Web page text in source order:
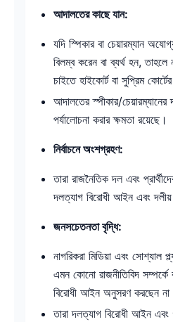
আদালতের কাছে যান:
যদি স্পিকার বা চেয়ারম্যান
বিলম্ব করেন বা ব্যর্থ হন, তাহলে
চাইতে হাইকোর্ট বা সুপ্রিম
আদালতের স্পীকার/চেয়ারম্যানের
পর্যালোচনা করার ক্ষমতা রয়েছে।
নির্বাচনে অংশগ্রহণ:
তারা রাজনৈতিক দল এবং
দলত্যাগ বিরোধী আইন এবং
জনসচেতনতা বৃদ্ধি:
নাগরিকরা মিডিয়া এবং সোশ্যাল
এমন কোনো রাজনীতিবিদ সম্পর্কে
বিরোধী আইন অনুসরণ করছেন না
তারা দলত্যাগ বিরোধী আইন